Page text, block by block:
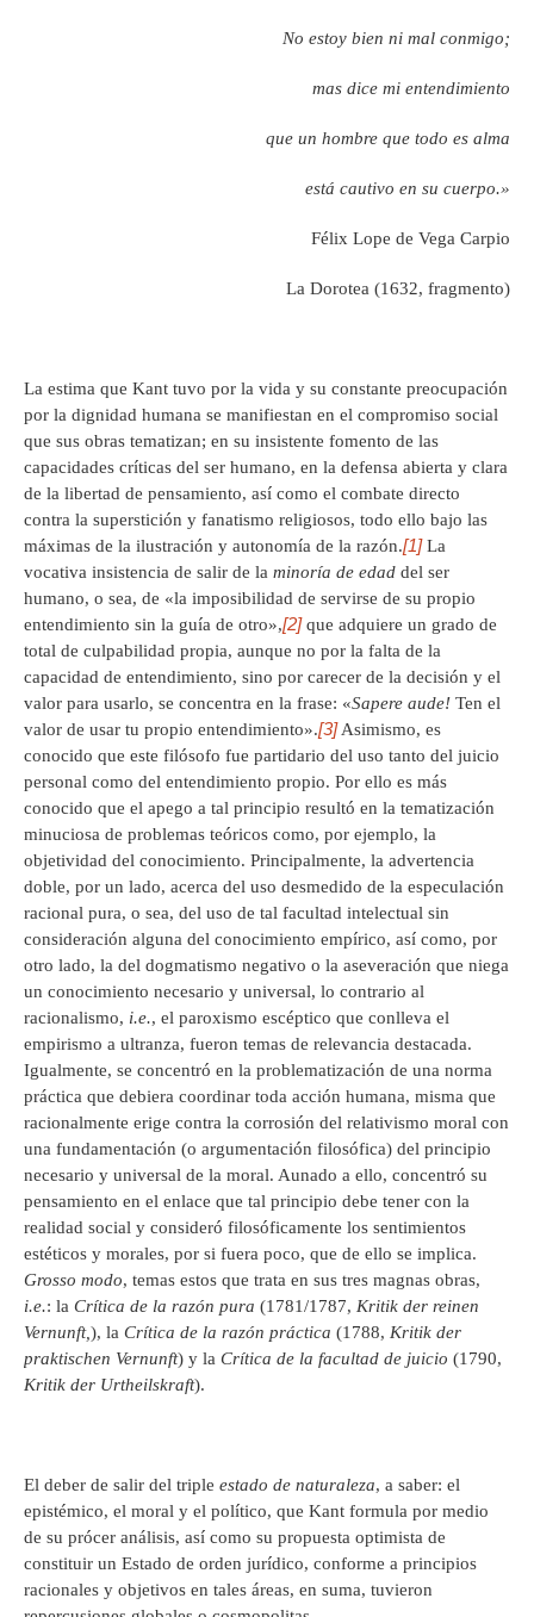
No estoy bien ni mal conmigo;
mas dice mi entendimiento
que un hombre que todo es alma
está cautivo en su cuerpo.»
Félix Lope de Vega Carpio
La Dorotea (1632, fragmento)
La estima que Kant tuvo por la vida y su constante preocupación
por la dignidad humana se manifiestan en el compromiso social
que sus obras tematizan; en su insistente fomento de las
capacidades críticas del ser humano, en la defensa abierta y clara
de la libertad de pensamiento, así como el combate directo
contra la superstición y fanatismo religiosos, todo ello bajo las
máximas de la ilustración y autonomía de la razón.[1]La
vocativa insistencia de salir de la minoría de edad del ser
humano, o sea, de «la imposibilidad de servirse de su propio
entendimiento sin la guía de otro»,[2]que adquiere un grado de
total de culpabilidad propia, aunque no por la falta de la
capacidad de entendimiento, sino por carecer de la decisión y el
valor para usarlo, se concentra en la frase: «Sapere aude! Ten el
valor de usar tu propio entendimiento».[3]Asimismo, es
conocido que este filósofo fue partidario del uso tanto del juicio
personal como del entendimiento propio. Por ello es más
conocido que el apego a tal principio resultó en la tematización
minuciosa de problemas teóricos como, por ejemplo, la
objetividad del conocimiento. Principalmente, la advertencia
doble, por un lado, acerca del uso desmedido de la especulación
racional pura, o sea, del uso de tal facultad intelectual sin
consideración alguna del conocimiento empírico, así como, por
otro lado, la del dogmatismo negativo o la aseveración que niega
un conocimiento necesario y universal, lo contrario al
racionalismo, i.e., el paroxismo escéptico que conlleva el
empirismo a ultranza, fueron temas de relevancia destacada.
Igualmente, se concentró en la problematización de una norma
práctica que debiera coordinar toda acción humana, misma que
racionalmente erige contra la corrosión del relativismo moral con
una fundamentación (o argumentación filosófica) del principio
necesario y universal de la moral. Aunado a ello, concentró su
pensamiento en el enlace que tal principio debe tener con la
realidad social y consideró filosóficamente los sentimientos
estéticos y morales, por si fuera poco, que de ello se implica.
Grosso modo, temas estos que trata en sus tres magnas obras,
i.e.: la Crítica de la razón pura (1781/1787, Kritik der reinen
Vernunft,), la Crítica de la razón práctica (1788, Kritik der
praktischen Vernunft) y la Crítica de la facultad de juicio (1790,
Kritik der Urtheilskraft).
El deber de salir del triple estado de naturaleza, a saber: el
epistémico, el moral y el político, que Kant formula por medio
de su prócer análisis, así como su propuesta optimista de
constituir un Estado de orden jurídico, conforme a principios
racionales y objetivos en tales áreas, en suma, tuvieron